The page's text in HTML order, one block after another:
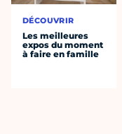
DÉCOUVRIR
Les meilleures
expos du moment
à faire en famille